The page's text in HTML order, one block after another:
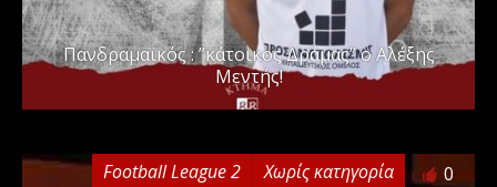
Πανδραμαϊκός : ”κάτοικος Δράμας” ο Αλέξης
Μεντής!
Football League 2 Χωρίς κατηγορία 0